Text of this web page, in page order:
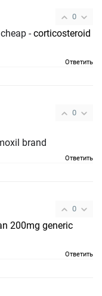
0
-corticosteroid
Ответить
0
amoxil brand
Ответить
0
200mg generic
Ответить